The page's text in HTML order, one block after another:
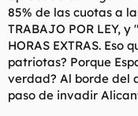
85% de las cuotas a
TRABAJO POR LEY,
HORAS EXTRAS.
patriotas? Porque
verdad? Al borde del
paso de invadir